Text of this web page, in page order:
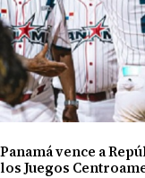
Panamá vence a
los Juegos